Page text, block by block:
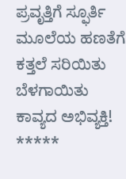
ಪ್ರವೃತ್ತಿಗೆ ಸ್ಫೂರ್ತಿ
ಮೂಲೆಯ ಹಣತೆಗೆ
ಕತ್ತಲೆ ಸರಿಯಿತು
ಬೆಳಗಾಯಿತು
ಕಾವ್ಯದ ಅಭಿವ್ಯಕ್ತಿ!
*****